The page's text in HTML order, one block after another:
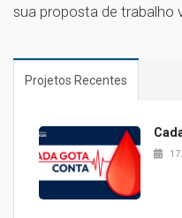
sua proposta de trabalho
Projetos Recentes